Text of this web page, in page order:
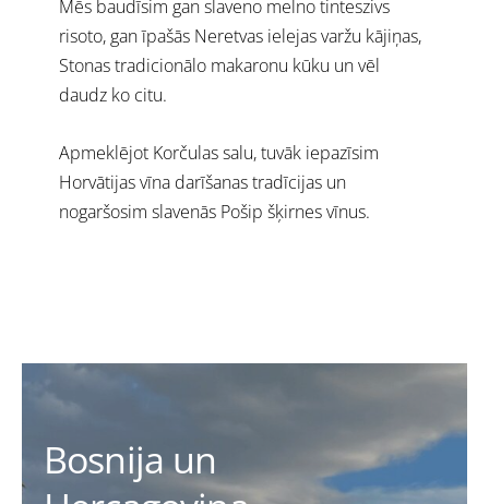
Mēs baudīsim gan slaveno melno tinteszivs
risoto, gan īpašās Neretvas ielejas varžu kājiņas,
Stonas tradicionālo makaronu kūku un vēl
daudz ko citu.
Apmeklējot Korčulas salu, tuvāk iepazīsim
Horvātijas vīna darīšanas tradīcijas un
nogaršosim slavenās Pošip šķirnes vīnus.
Bosnija un